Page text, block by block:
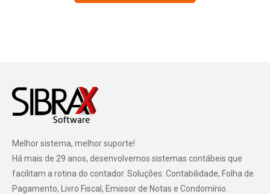
Melhor sistema, melhor suporte!
Há mais de 29 anos, desenvolvemos sistemas contábeis que
facilitam a rotina do contador. Soluções: Contabilidade, Folha de
Pagamento, Livro Fiscal, Emissor de Notas e Condomínio.